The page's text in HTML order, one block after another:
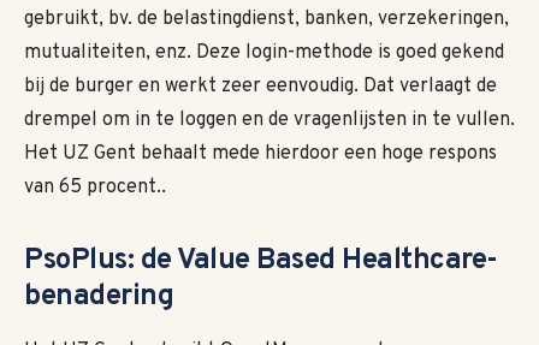
gebruikt, bv. de belastingdienst, banken, verzekeringen,
mutualiteiten, enz. Deze login-methode is goed gekend
bij de burger en werkt zeer eenvoudig. Dat verlaagt de
drempel om in te loggen en de vragenlijsten in te vullen.
Het UZ Gent behaalt mede hierdoor een hoge respons
van 65 procent..
PsoPlus: de Value Based Healthcare-
benadering